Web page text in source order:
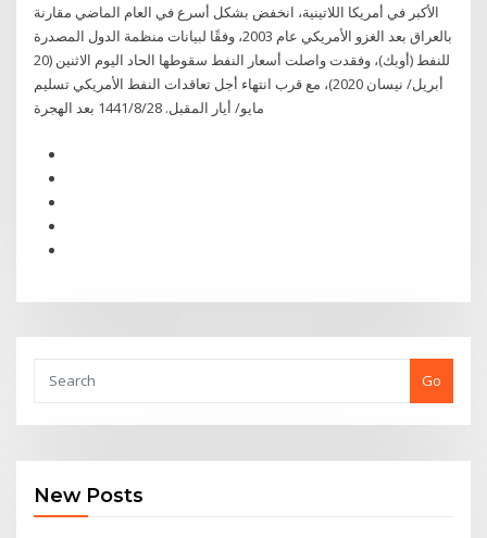
الأكبر في أمريكا اللاتينية، انخفض بشكل أسرع في العام الماضي مقارنة
بالعراق بعد الغزو الأمريكي عام 2003، وفقًا لبيانات منظمة الدول المصدرة
للنفط (أوبك)، وفقدت واصلت أسعار النفط سقوطها الحاد اليوم الاثنين (20
أبريل/ نيسان 2020)، مع قرب انتهاء أجل تعاقدات النفط الأمريكي تسليم
مايو/ أيار المقبل. 28‏‏/8‏‏/1441 بعد الهجرة
Go
New Posts